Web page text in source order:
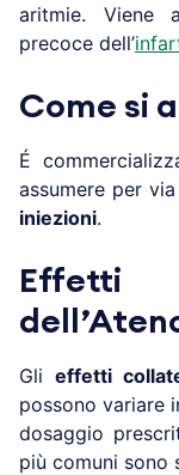
aritmie. Viene
precoce dell’
Come si
É
assumere per
iniezioni.
Gli effetti
possono variare
dosaggio
più comuni sono